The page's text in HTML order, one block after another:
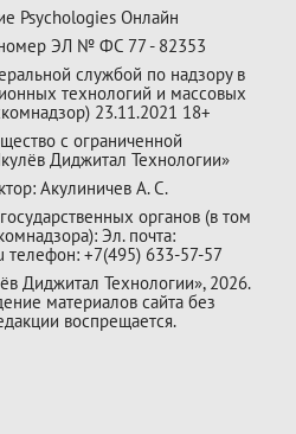
Psychologies Онлайн
ЭЛ № ФС 77 - 82353
службой по надзору в
технологий и массовых
23.11.2021 18+
с ограниченной
Диджитал Технологии»
Акулиничев А. С.
органов (в том
Эл. почта:
+7(495) 633-57-57
Диджитал Технологии», 2026.
материалов сайта без
воспрещается.